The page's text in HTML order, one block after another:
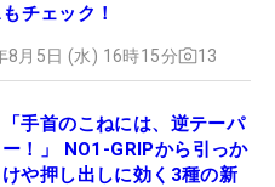
チェック！
8月5日 (水) 16時15分 13
「手首のこねには、逆テーパ
ー！」 NO1-GRIPから引っか
けや押し出しに効く3種の新